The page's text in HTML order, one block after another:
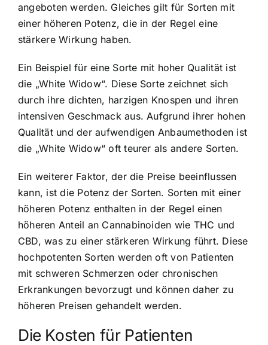
angeboten werden. Gleiches gilt für Sorten mit
einer höheren Potenz, die in der Regel eine
stärkere Wirkung haben.
Ein Beispiel für eine Sorte mit hoher Qualität ist
die „White Widow“. Diese Sorte zeichnet sich
durch ihre dichten, harzigen Knospen und ihren
intensiven Geschmack aus. Aufgrund ihrer hohen
Qualität und der aufwendigen Anbaumethoden ist
die „White Widow“ oft teurer als andere Sorten.
Ein weiterer Faktor, der die Preise beeinflussen
kann, ist die Potenz der Sorten. Sorten mit einer
höheren Potenz enthalten in der Regel einen
höheren Anteil an Cannabinoiden wie THC und
CBD, was zu einer stärkeren Wirkung führt. Diese
hochpotenten Sorten werden oft von Patienten
mit schweren Schmerzen oder chronischen
Erkrankungen bevorzugt und können daher zu
höheren Preisen gehandelt werden.
Die Kosten für Patienten